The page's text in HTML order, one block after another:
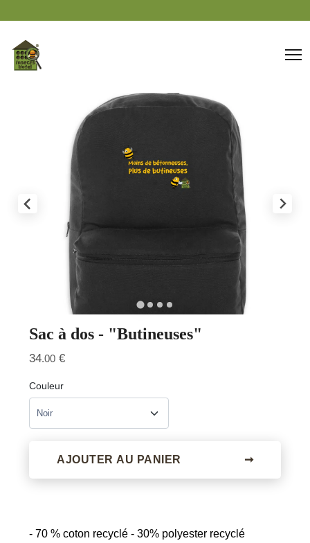
Sac à dos - "Butineuses"
34.00 €
Couleur
AJOUTER AU PANIER ➞
- 70 % coton recyclé - 30% polyester recyclé